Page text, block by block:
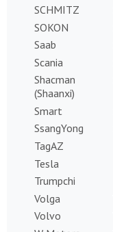
SCHMITZ
SOKON
Saab
Scania
Shacman
(Shaanxi)
Smart
SsangYong
TagAZ
Tesla
Trumpchi
Volga
Volvo